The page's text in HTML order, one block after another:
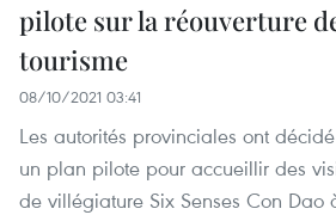
pilote sur la réouverture
tourisme
08/10/2021 03:41
Les autorités provinciales ont
un plan pilote pour accueillir des
de villégiature Six Senses Con Dao